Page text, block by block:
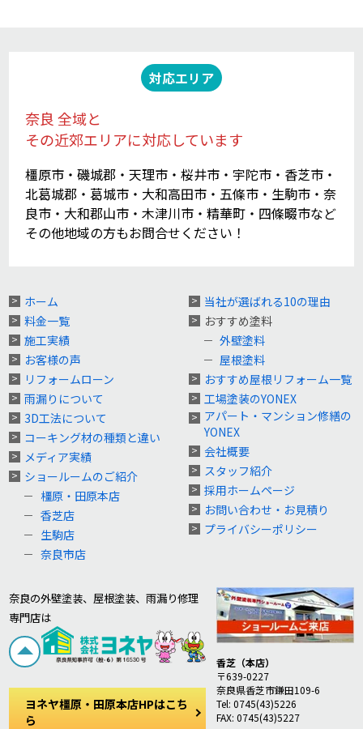
対応エリア
奈良 全域と
その近郊エリアに対応しています
橿原市・磯城郡・天理市・桜井市・宇陀市・香芝市・
北葛城郡・葛城市・大和高田市・五條市・生駒市・奈
良市・大和郡山市・木津川市・精華町・四條畷市など
その他地域の方もお問合せください！
ホーム
料金一覧
施工実績
お客様の声
リフォームローン
雨漏りについて
3D工法について
コーキング材の種類と違い
メディア実績
ショールームのご紹介
橿原・田原本店
香芝店
生駒店
奈良市店
当社が選ばれる10の理由
おすすめ塗料
外壁塗料
屋根塗料
おすすめ屋根リフォーム一覧
工場塗装のYONEX
アパート・マンション修繕の
YONEX
会社概要
スタッフ紹介
採用ホームページ
お問い合わせ・お見積り
プライバシーポリシー
奈良の外壁塗装、屋根塗装、雨漏り修理
専門店は
ヨネヤ橿原・田原本店HPはこち
ら
香芝（本店）
〒639-0227
奈良県香芝市鎌田109-6
Tel: 0745(43)5226
FAX: 0745(43)5227